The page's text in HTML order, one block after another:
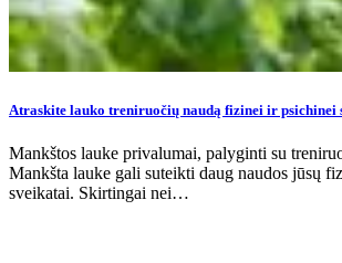
Atraskite lauko treniruočių naudą fizinei ir psichinei
Mankštos lauke privalumai, palyginti su
Mankšta lauke gali suteikti daug naudos jūsų
sveikatai. Skirtingai nei…